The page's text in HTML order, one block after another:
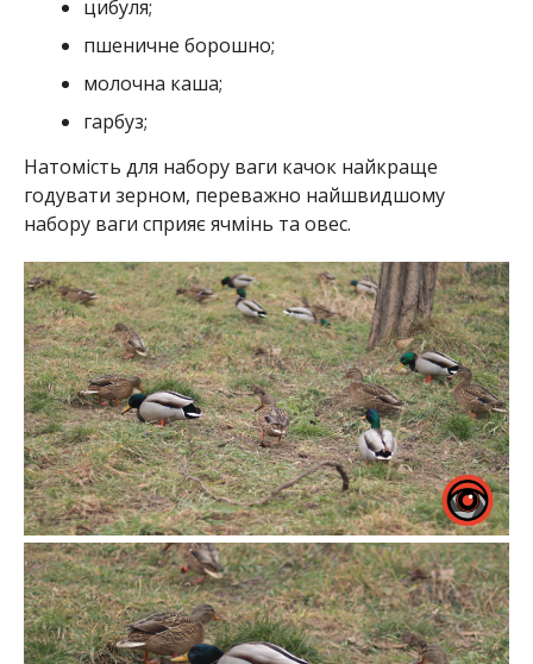
цибуля;
пшеничне борошно;
молочна каша;
гарбуз;
Натомість для набору ваги качок найкраще
годувати зерном, переважно найшвидшому
набору ваги сприяє ячмінь та овес.